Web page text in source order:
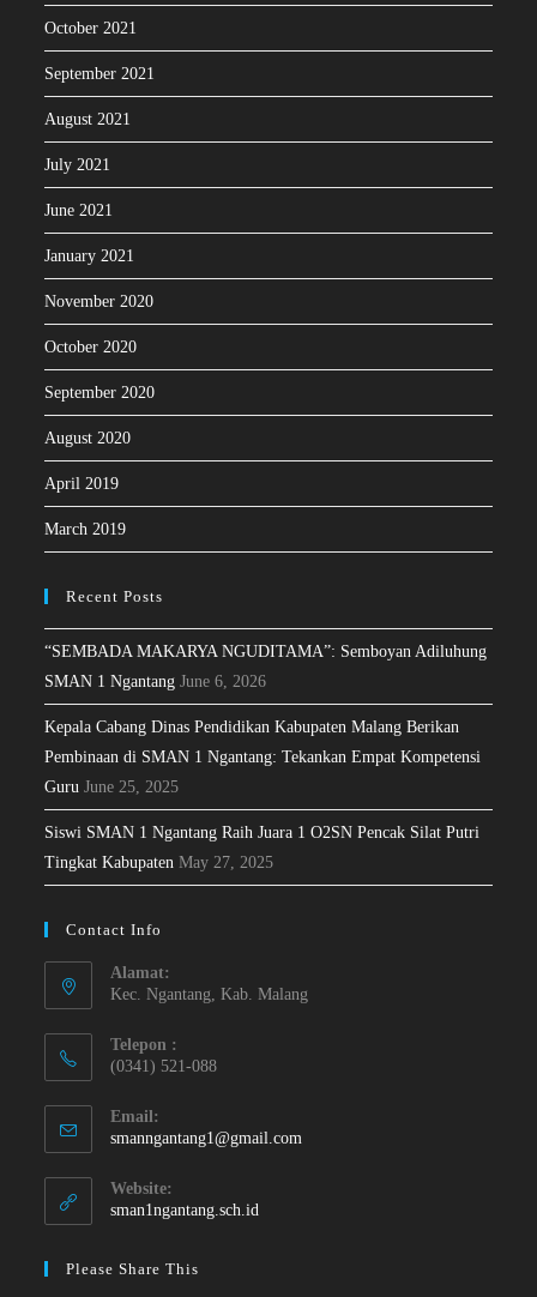
October 2021
September 2021
August 2021
July 2021
June 2021
January 2021
November 2020
October 2020
September 2020
August 2020
April 2019
March 2019
Recent Posts
“SEMBADA MAKARYA NGUDITAMA”: Semboyan Adiluhung
SMAN 1 Ngantang June 6, 2026
Kepala Cabang Dinas Pendidikan Kabupaten Malang Berikan
Pembinaan di SMAN 1 Ngantang: Tekankan Empat Kompetensi
Guru June 25, 2025
Siswi SMAN 1 Ngantang Raih Juara 1 O2SN Pencak Silat Putri
Tingkat Kabupaten May 27, 2025
Contact Info
Alamat:
Kec. Ngantang, Kab. Malang
Telepon :
(0341) 521-088
Email:
smanngantang1@gmail.com
Website:
sman1ngantang.sch.id
Please Share This